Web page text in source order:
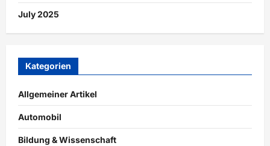
July 2025
Kategorien
Allgemeiner Artikel
Automobil
Bildung & Wissenschaft